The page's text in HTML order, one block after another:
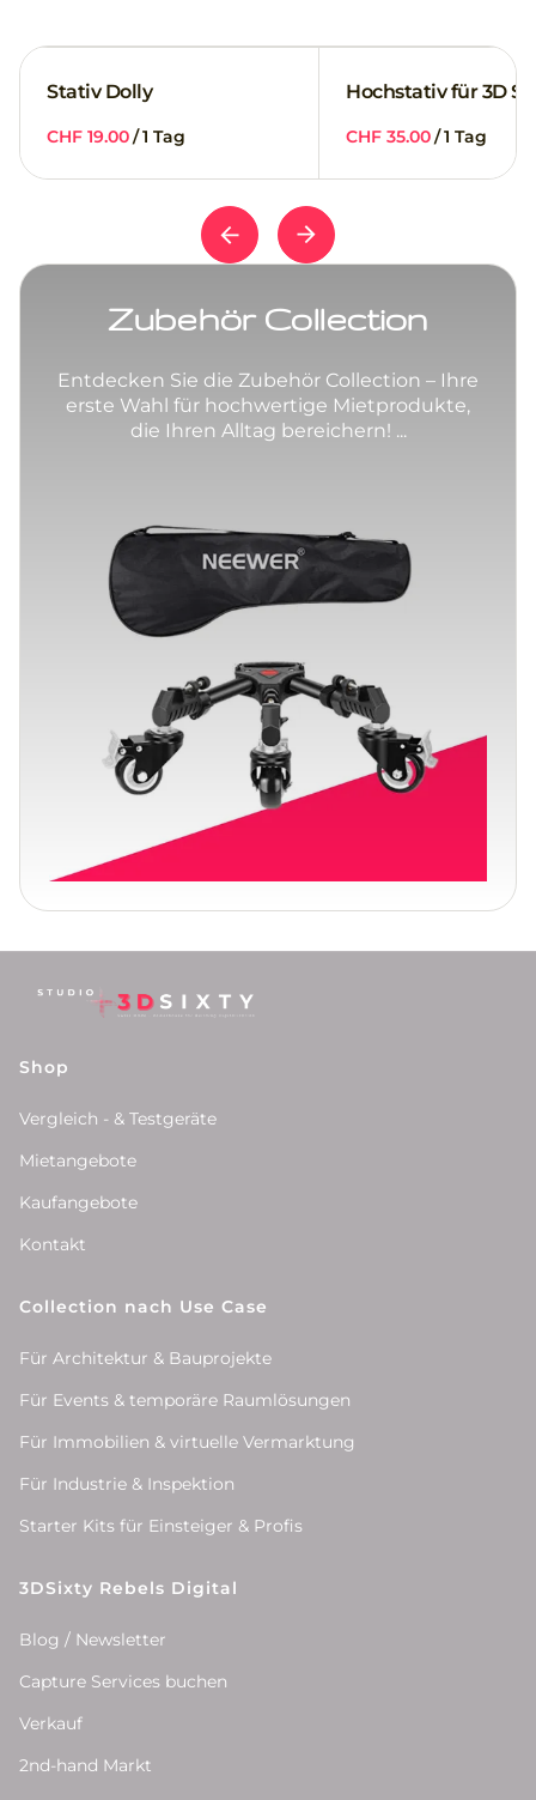
Stativ Dolly
/
Hochstativ für 3D
/
Zubehör Collection
Entdecken Sie die Zubehör Collection – Ihre
erste Wahl für hochwertige Mietprodukte,
die Ihren Alltag bereichern! ...
Shop
Vergleich - & Testgeräte
Mietangebote
Kaufangebote
Kontakt
Collection nach Use Case
Für Architektur & Bauprojekte
Für Events & temporäre Raumlösungen
Für Immobilien & virtuelle Vermarktung
Für Industrie & Inspektion
Starter Kits für Einsteiger & Profis
3DSixty Rebels Digital
Blog / Newsletter
Capture Services buchen
Verkauf
2nd-hand Markt